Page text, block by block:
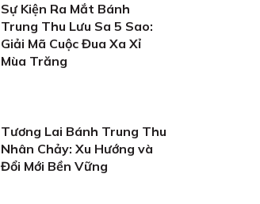
Sự Kiện Ra Mắt Bánh
Trung Thu Lưu Sa 5 Sao:
Giải Mã Cuộc Đua Xa Xỉ
Mùa Trăng
Tương Lai Bánh Trung Thu
Nhân Chảy: Xu Hướng và
Đổi Mới Bền Vững